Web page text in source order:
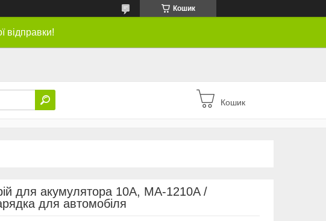
Кошик
відправки!
Кошик
для акумулятора 10A, MA-1210A /
для автомобіля